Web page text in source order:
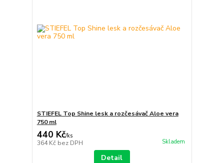
STIEFEL Top Shine lesk a rozčesávač Aloe vera
750 ml
440 Kč/ks
364 Kč bez DPH Skladem
Detail